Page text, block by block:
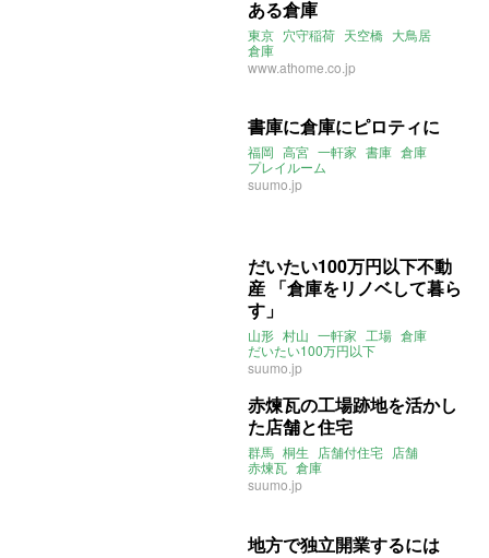
ある倉庫
東京 穴守稲荷 天空橋 大鳥居
倉庫
www.athome.co.jp
書庫に倉庫にピロティに
福岡 高宮 一軒家 書庫 倉庫
プレイルーム
suumo.jp
だいたい100万円以下不動
産 「倉庫をリノベして暮ら
す」
山形 村山 一軒家 工場 倉庫
だいたい100万円以下
2019年8月のおすすめ
suumo.jp
赤煉瓦の工場跡地を活かし
た店舗と住宅
群馬 桐生 店舗付住宅 店舗
赤煉瓦 倉庫
suumo.jp
地方で独立開業するには